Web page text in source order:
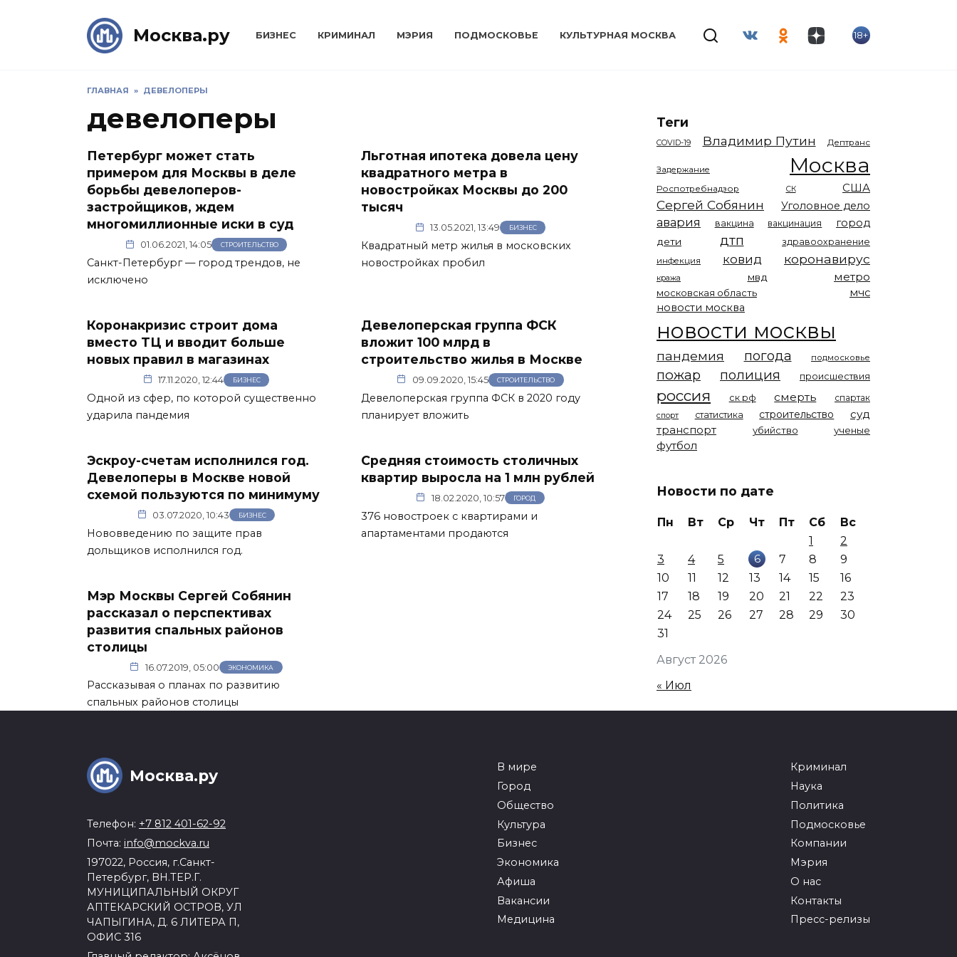
Москва.ру БИЗНЕС КРИМИНАЛ МЭРИЯ ПОДМОСКОВЬЕ КУЛЬТУРНАЯ МОСКВА 18+
ГЛАВНАЯ » ДЕВЕЛОПЕРЫ
девелоперы
Петербург может стать
примером для Москвы в деле
борьбы девелоперов-
застройщиков, ждем
многомиллионные иски в суд
01.06.2021, 14:05 СТРОИТЕЛЬСТВО
Санкт-Петербург — город трендов, не
исключено
Льготная ипотека довела цену
квадратного метра в
новостройках Москвы до 200
тысяч
13.05.2021, 13:49 БИЗНЕС
Квадратный метр жилья в московских
новостройках пробил
Коронакризис строит дома
вместо ТЦ и вводит больше
новых правил в магазинах
17.11.2020, 12:44 БИЗНЕС
Одной из сфер, по которой существенно
ударила пандемия
Девелоперская группа ФСК
вложит 100 млрд в
строительство жилья в Москве
09.09.2020, 15:45 СТРОИТЕЛЬСТВО
Девелоперская группа ФСК в 2020 году
планирует вложить
Эскроу-счетам исполнился год.
Девелоперы в Москве новой
схемой пользуются по минимуму
03.07.2020, 10:43 БИЗНЕС
Нововведению по защите прав
дольщиков исполнился год.
Средняя стоимость столичных
квартир выросла на 1 млн рублей
18.02.2020, 10:57 ГОРОД
376 новостроек с квартирами и
апартаментами продаются
Мэр Москвы Сергей Собянин
рассказал о перспективах
развития спальных районов
столицы
16.07.2019, 05:00 ЭКОНОМИКА
Рассказывая о планах по развитию
спальных районов столицы
Теги
COVID-19 Владимир Путин Дептранс
Задержание Москва
Роспотребнадзор СК США
Сергей Собянин Уголовное дело
авария вакцина вакцинация город
дети дтп здравоохранение
инфекция ковид коронавирус
кража мвд метро
московская область
мчс
новости москва
новости москвы
пандемия погода подмосковье
пожар полиция происшествия
россия ск рф смерть спартак
спорт статистика строительство
суд
транспорт
убийство ученые
футбол
Новости по дате
Август 2026
Пн Вт Ср Чт Пт Сб
Вс
1
2
3
4 5 6 7 8
9
10
11 12 13 14 15
16
17
18 19 20 21 22
23
24
25 26 27 28 29
30
31
« Июл
Москва.ру
Телефон: +7 812 401-62-92
Почта: info@mockva.ru
197022, Россия, г.Санкт-
Петербург, ВН.ТЕР.Г.
МУНИЦИПАЛЬНЫЙ ОКРУГ
АПТЕКАРСКИЙ ОСТРОВ, УЛ
ЧАПЫГИНА, Д. 6 ЛИТЕРА П,
ОФИС 316
В мире
Город
Общество
Культура
Бизнес
Экономика
Афиша
Вакансии
Медицина
Криминал
Наука
Политика
Подмосковье
Компании
Мэрия
О нас
Контакты
Пресс-релизы